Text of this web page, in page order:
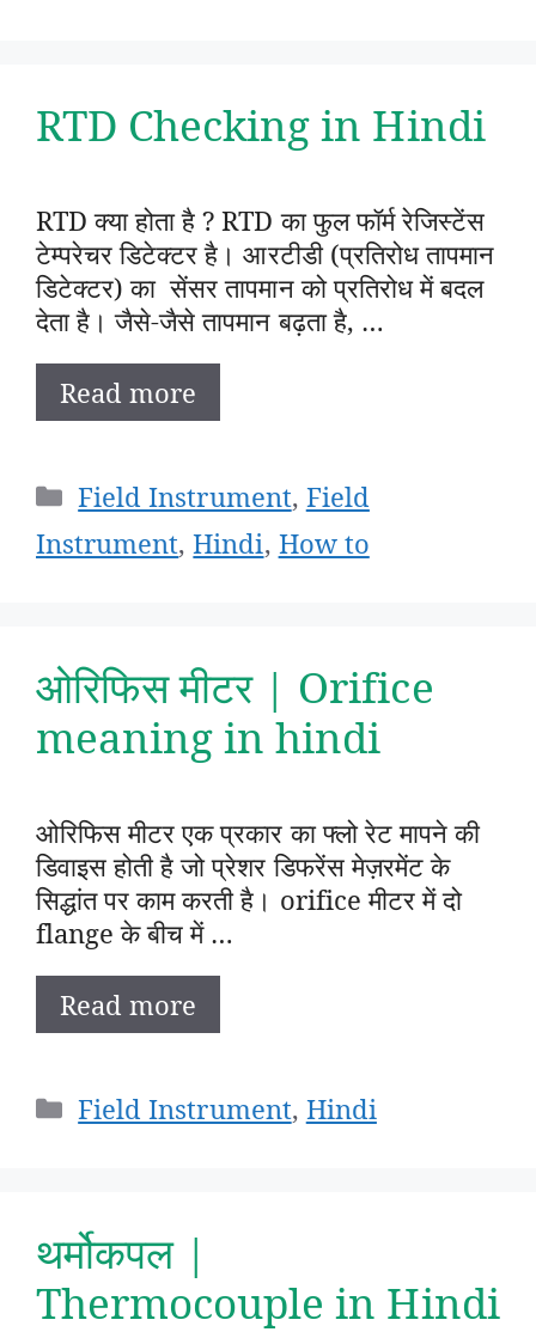
RTD Checking in Hindi
RTD क्या होता है ? RTD का फुल फॉर्म रेजिस्टेंस
टेम्परेचर डिटेक्टर है। आरटीडी (प्रतिरोध तापमान
डिटेक्टर) का सेंसर तापमान को प्रतिरोध में बदल
देता है। जैसे-जैसे तापमान बढ़ता है, …
Read more
Categories
Field Instrument, Field
Instrument,Hindi, How to
ओरिफिस मीटर | Orifice
meaning in hindi
ओरिफिस मीटर एक प्रकार का फ्लो रेट मापने की
डिवाइस होती है जो प्रेशर डिफरेंस मेज़रमेंट के
सिद्धांत पर काम करती है। orifice मीटर में दो
flange के बीच में …
Read more
Categories
Field Instrument, Hindi
थर्मोकपल |
Thermocouple in Hindi